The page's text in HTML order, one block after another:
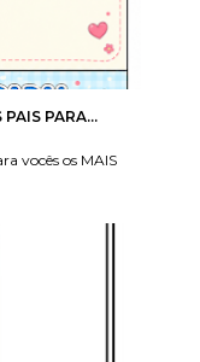
PARA...
vocês os MAIS